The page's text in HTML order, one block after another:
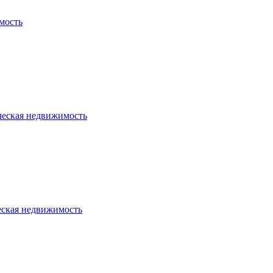
недвижимость
недвижимость